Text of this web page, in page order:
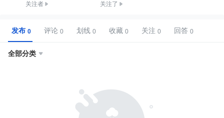
关注者 关注了
发布 评论 划线 收藏 关注 回答
全部分类 